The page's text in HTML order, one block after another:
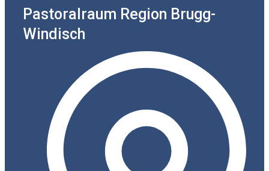
Pastoralraum Region Brugg-
Windisch